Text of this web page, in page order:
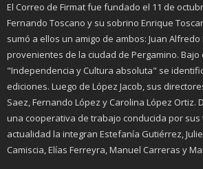
El Correo de Firmat fue fundado el 11 de
Fernando Toscano y su sobrino Enrique
sumó a ellos un amigo de ambos: Juan Alfredo
provenientes de la ciudad de Pergamino. Bajo
"Independencia y Cultura absoluta" se
ediciones. Luego de López Jacob, sus
Saez, Fernando López y Carolina López Ortiz.
una cooperativa de trabajo conducida por sus
actualidad la integran Estefanía Gutiérrez,
Camiscia, Elías Ferreyra, Manuel Carreras y